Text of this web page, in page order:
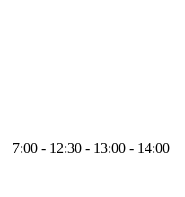
7:00 - 12:30 - 13:00 - 14:00